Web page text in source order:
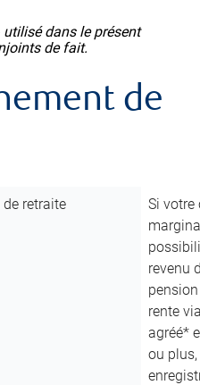
dans le présent
de fait.
de
retraite
Si votre
revenu
rente
agréé*
ou